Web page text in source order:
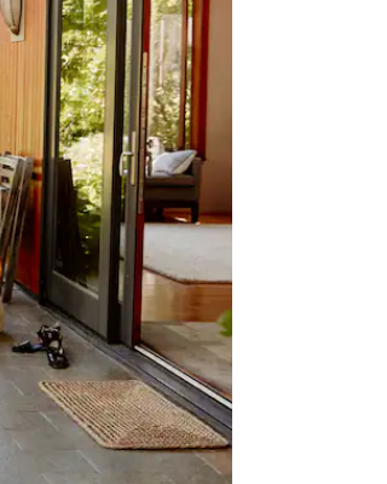
hacia abajo, o bien tocando y deslizando la